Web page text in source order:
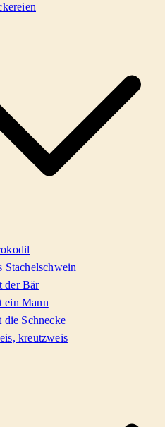
Stachelschwein
der Bär
ein Mann
die Schnecke
kreutzweis